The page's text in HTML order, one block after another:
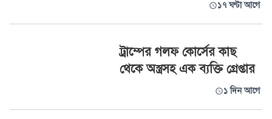
১৭ ঘণ্টা আগে
ট্রাম্পের গলফ কোর্সের কাছ
থেকে অস্ত্রসহ এক ব্যক্তি গ্রেপ্তার
১ দিন আগে